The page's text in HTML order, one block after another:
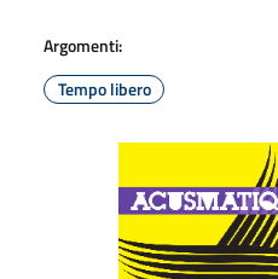
Argomenti:
Tempo libero